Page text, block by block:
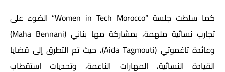
كما سلطت جلسة “Women in Tech Morocco” الضوء على
تجارب نسائية ملهمة، بمشاركة مها بناني (Maha Bennani
)
وعائدة تاغموتي (Aida Tagmouti)، حيث تم التطرق إلى قضايا
القيادة النسائية، المهارات الناعمة، وتحديات استقطاب